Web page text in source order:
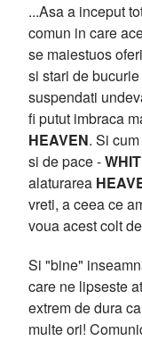
...Asa a inceput
comun in care
se maiestuos
si stari de
suspendati
fi putut imbraca
HEAVEN. Si cum
si de pace -
alaturarea
vreti, a ceea ce
voua acest colt
Si "bine"
care ne lipseste
extrem de dura
multe ori!